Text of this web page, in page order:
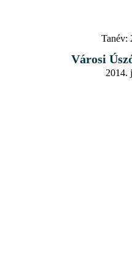
Tanév:
Városi
2014.